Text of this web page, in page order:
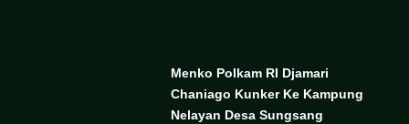
Menko Polkam RI Djamari
Chaniago Kunker Ke Kampung
Nelayan Desa Sungsang